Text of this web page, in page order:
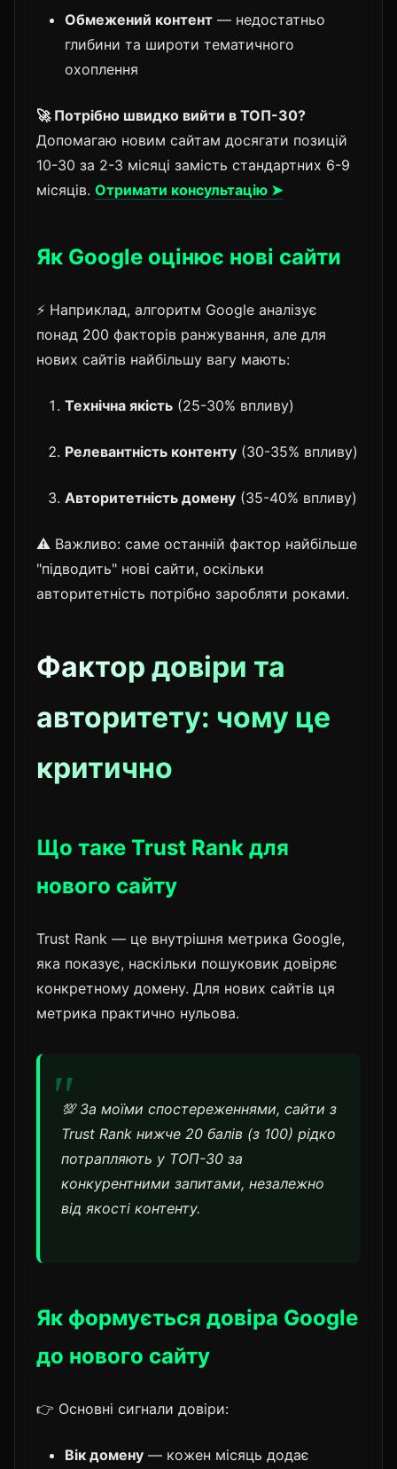
Обмежений контент — недостатньо
глибини та широти тематичного
охоплення
🚀 Потрібно швидко вийти в ТОП-30?
Допомагаю новим сайтам досягати позицій
10-30 за 2-3 місяці замість стандартних 6-9
місяців. Отримати консультацію ➤
Як Google оцінює нові сайти
⚡ Наприклад, алгоритм Google аналізує
понад 200 факторів ранжування, але для
нових сайтів найбільшу вагу мають:
Технічна якість (25-30% впливу)
Релевантність контенту (30-35% впливу)
Авторитетність домену (35-40% впливу)
⚠️ Важливо: саме останній фактор найбільше
"підводить" нові сайти, оскільки
авторитетність потрібно заробляти роками.
Фактор довіри та
авторитету: чому це
критично
Що таке Trust Rank для
нового сайту
Trust Rank — це внутрішня метрика Google,
яка показує, наскільки пошуковик довіряє
конкретному домену. Для нових сайтів ця
метрика практично нульова.
💯 За моїми спостереженнями, сайти з
Trust Rank нижче 20 балів (з 100) рідко
потрапляють у ТОП-30 за
конкурентними запитами, незалежно
від якості контенту.
Як формується довіра Google
до нового сайту
👉 Основні сигнали довіри:
Вік домену — кожен місяць додає